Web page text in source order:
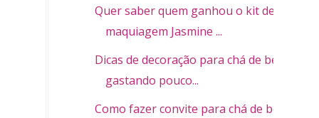
Quer saber quem ganhou o kit de
maquiagem Jasmine ...
Dicas de decoração para chá de bebê
gastando pouco...
Como fazer convite para chá de bebê